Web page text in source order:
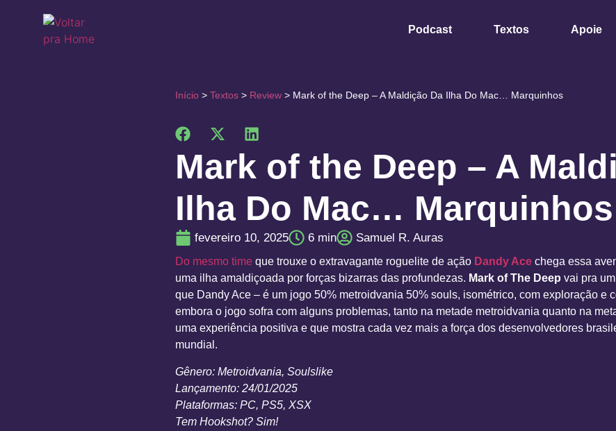
Podcast Textos Apoie
Início > Textos > Review > Mark of the Deep – A Maldição Da Ilha Do Mac… Marquinhos
Mark of the Deep – A
Ilha Do Mac… Marquinhos
fevereiro 10, 2025 6 min Samuel R. Auras
Do mesmo time que trouxe o extravagante roguelite de ação Dandy Ace chega essa
uma ilha amaldiçoada por forças bizarras das profundezas. Mark of The Deep vai pra
que Dandy Ace – é um jogo 50% metroidvania 50% souls, isométrico, com exploração e
embora o jogo sofra com alguns problemas, tanto na metade metroidvania quanto na
uma experiência positiva e que mostra cada vez mais a força dos desenvolvedores
mundial.
Gênero: Metroidvania, Soulslike
Lançamento: 24/01/2025
Plataformas: PC, PS5, XSX
Tem Hookshot? Sim!